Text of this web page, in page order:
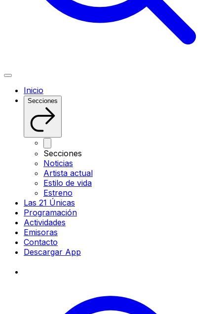
Inicio
Secciones
Secciones
Noticias
Artista actual
Estilo de vida
Estreno
Las 21 Únicas
Programación
Actividades
Emisoras
Contacto
Descargar App